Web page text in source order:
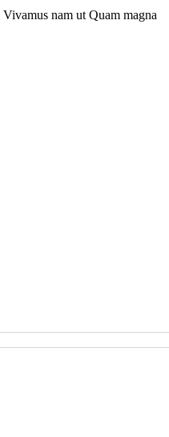
Vivamus nam ut Quam magna